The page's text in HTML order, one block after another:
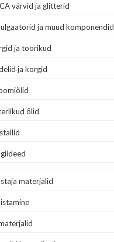
värvid ja glitterid
ja muud komponendid
ja toorikud
ja korgid
õlid
materjalid